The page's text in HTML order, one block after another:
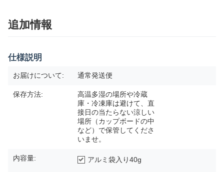
追加情報
仕様説明
お届けについて: 通常発送便
保存方法:
高温多湿の場所や冷蔵
庫・冷凍庫は避けて、直
接日の当たらない涼しい
場所（カップボードの中
など）で保管してくださ
いませ。
内容量: アルミ袋入り40g